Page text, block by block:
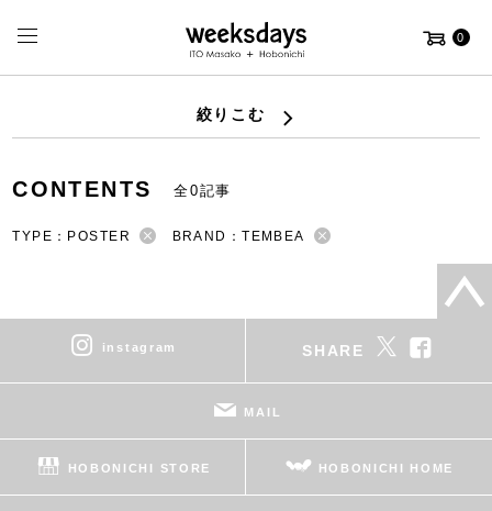
0
絞りこむ
CONTENTS 全0記事
TYPE：POSTER BRAND：TEMBEA
instagram SHARE
MAIL
HOBONICHI STORE HOBONICHI HOME